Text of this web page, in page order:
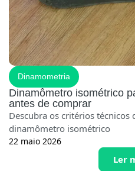
Dinamometria
Dinamômetro isométrico
antes de comprar
Descubra os critérios
dinamômetro isométrico
22 maio 2026
Ler